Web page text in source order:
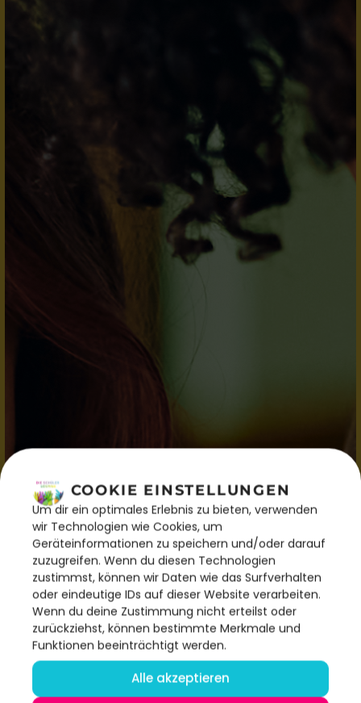
COOKIE EINSTELLUNGEN
Um dir ein optimales Erlebnis zu bieten, verwenden
wir Technologien wie Cookies, um
Geräteinformationen zu speichern und/oder darauf
zuzugreifen. Wenn du diesen Technologien
zustimmst, können wir Daten wie das Surfverhalten
oder eindeutige IDs auf dieser Website verarbeiten.
Wenn du deine Zustimmung nicht erteilst oder
zurückziehst, können bestimmte Merkmale und
Funktionen beeinträchtigt werden.
Alle akzeptieren